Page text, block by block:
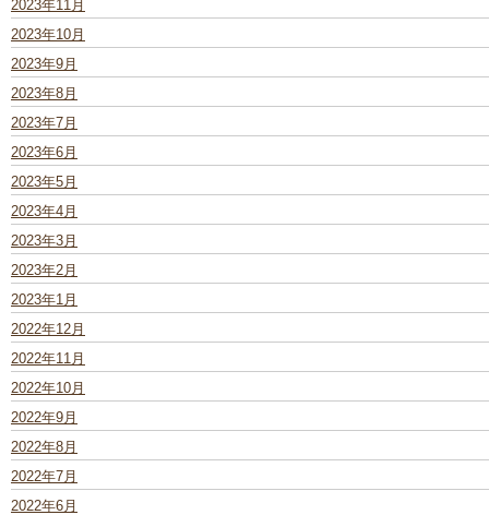
2023年11月
2023年10月
2023年9月
2023年8月
2023年7月
2023年6月
2023年5月
2023年4月
2023年3月
2023年2月
2023年1月
2022年12月
2022年11月
2022年10月
2022年9月
2022年8月
2022年7月
2022年6月